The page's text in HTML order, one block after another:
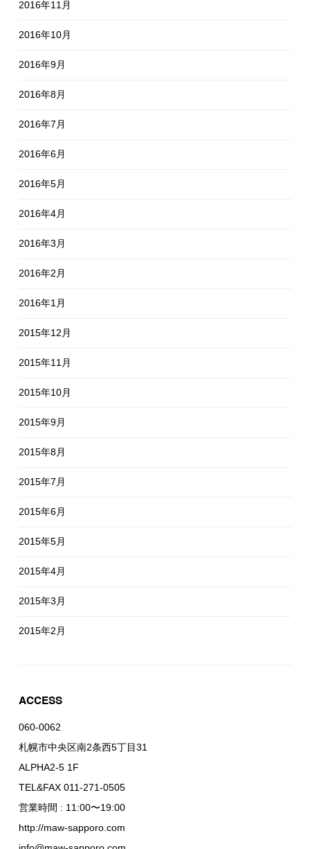
2016年11月
2016年10月
2016年9月
2016年8月
2016年7月
2016年6月
2016年5月
2016年4月
2016年3月
2016年2月
2016年1月
2015年12月
2015年11月
2015年10月
2015年9月
2015年8月
2015年7月
2015年6月
2015年5月
2015年4月
2015年3月
2015年2月
ACCESS
060-0062
札幌市中央区南2条西5丁目31
ALPHA2-5 1F
TEL&FAX 011-271-0505
営業時間 : 11:00〜19:00
http://maw-sapporo.com